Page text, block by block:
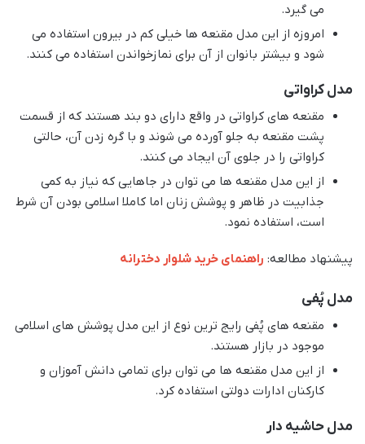
می گیرد.
امروزه از این مدل مقنعه ها خیلی کم در بیرون استفاده می
شود و بیشتر بانوان از آن برای نمازخواندن استفاده می کنند.
مدل کراواتی
مقنعه های کراواتی در واقع دارای دو بند هستند که از قسمت
پشت مقنعه به جلو آورده می شوند و با گره زدن آن، حالتی
کراواتی را در جلوی آن ایجاد می کنند.
از این مدل مقنعه ها می توان در جاهایی که نیاز به کمی
جذابیت در ظاهر و پوشش زنان اما کاملا اسلامی بودن آن شرط
است، استفاده نمود.
پیشنهاد مطالعه: راهنمای خرید شلوار دخترانه
مدل پُفی
مقنعه های پُفی رایج ترین نوع از این مدل پوشش های اسلامی
موجود در بازار هستند.
از این مدل مقنعه ها می توان برای تمامی دانش آموزان و
کارکنان ادارات دولتی استفاده کرد.
مدل حاشیه دار